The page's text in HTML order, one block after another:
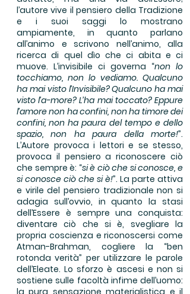
l’autore vive il pensiero della Tradizione
e i suoi saggi lo mostrano
ampiamente, in quanto parlano
all’animo e scrivono nell’animo, alla
ricerca di quel dìo che ci abita e ci
muove. L’invisibile ci governa “non lo
tocchiamo, non lo vediamo. Qualcuno
ha mai visto l’Invisibile? Qualcuno ha mai
visto l’a-more? L’ha mai toccato? Eppure
l’amore non ha confini, non ha timore dei
confini, non ha paura del tempo e dello
spazio, non ha paura della morte!”.
L’Autore provoca i lettori e se stesso,
provoca il pensiero a riconoscere ciò
che sempre è: “si è ciò che si conosce, e
si conosce ciò che si è!”. La parte attiva
e virile del pensiero tradizionale non si
adagia sull’ovvio, in quanto la stasi
dell’Essere è sempre una conquista:
diventare ciò che si è, svegliare la
propria coscienza e riconoscersi come
Atman-Brahman, cogliere la “ben
rotonda verità” per utilizzare le parole
dell’Eleate. Lo sforzo è ascesi e non si
sostiene sulle facoltà infime dell’uomo:
la pura sensazione materialistica e il